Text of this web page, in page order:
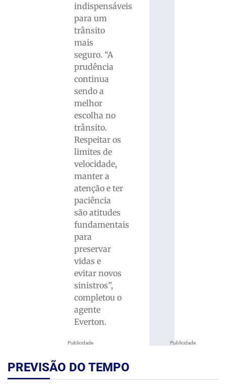
Publicidade
indispensáveis
para um
trânsito
mais
seguro. “A
prudência
continua
sendo a
melhor
escolha no
trânsito.
Respeitar os
limites de
velocidade,
manter a
atenção e ter
paciência
são atitudes
fundamentais
para
preservar
vidas e
evitar novos
sinistros”,
completou o
agente
Everton.
Publicidade
PREVISÃO DO TEMPO